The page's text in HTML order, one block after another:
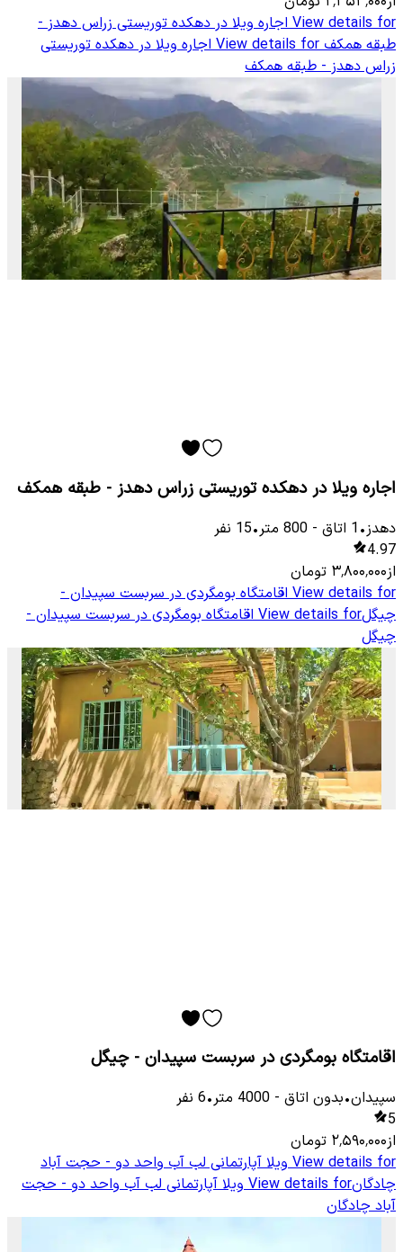
View details for اجاره ویلا در دهکده توریستی زراس دهدز -
طبقه همکفView details for اجاره ویلا در دهکده توریستی
زراس دهدز - طبقه همکف
اجاره ویلا در دهکده توریستی زراس دهدز - طبقه همکف
دهدز•
1 اتاق -
800 متر•
15 نفر
4.97
از۳٬۸۰۰٬۰۰۰ تومان
View details for اقامتگاه بومگردی در سربست سپیدان -
چیگلView details for اقامتگاه بومگردی در سربست سپیدان -
چیگل
اقامتگاه بومگردی در سربست سپیدان - چیگل
سپیدان•بدون اتاق -
4000 متر•
6 نفر
5
از۲٬۵۹۰٬۰۰۰ تومان
View details for ویلا آپارتمانی لب آب واحد دو - حجت آباد
چادگانView details for ویلا آپارتمانی لب آب واحد دو - حجت
آباد چادگان